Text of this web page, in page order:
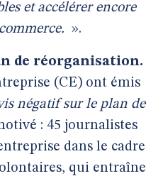
et accélérer encore
».
de réorganisation.
(CE) ont émis
négatif sur le plan de
: 45 journalistes
dans le cadre
qui entraîne